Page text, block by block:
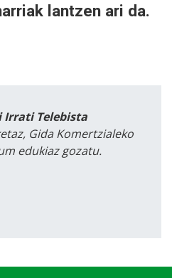
lantzen ari da.
Irrati Telebista
Gida Komertzialeko
edukiaz gozatu.